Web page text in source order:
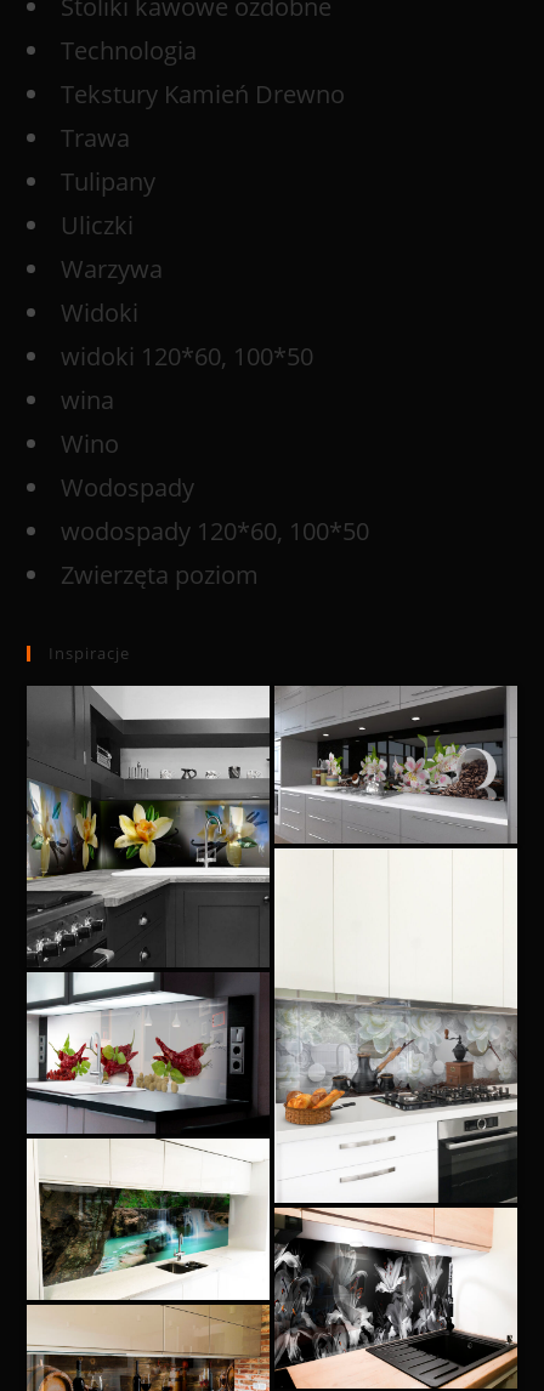
Stoliki kawowe ozdobne
Technologia
Tekstury Kamień Drewno
Trawa
Tulipany
Uliczki
Warzywa
Widoki
widoki 120*60, 100*50
wina
Wino
Wodospady
wodospady 120*60, 100*50
Zwierzęta poziom
Inspiracje